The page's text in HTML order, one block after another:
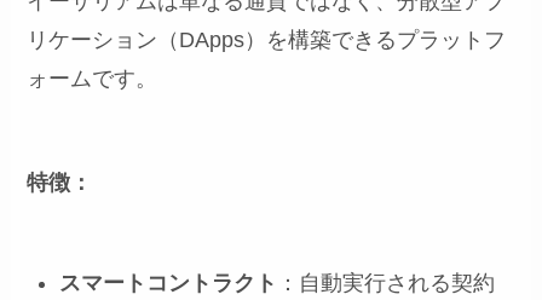
リケーション（DApps）を構築できるプラットフ
ォームです。
特徴：
スマートコントラクト ：自動実行される契約